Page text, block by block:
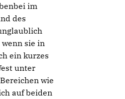
im
des
sie in
ein kurzes
unter
wie
auf beiden